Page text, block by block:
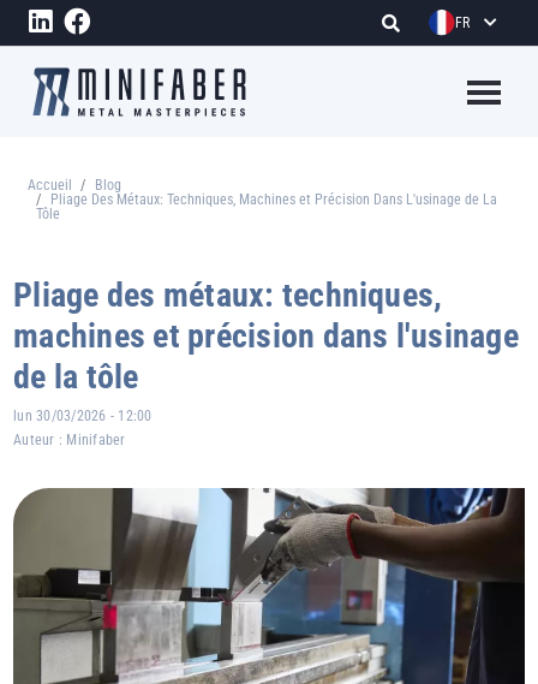
Aller au contenu principal FR
Fil d'Ariane
Accueil
Blog
Pliage Des Métaux: Techniques, Machines et Précision Dans L'usinage de La
Tôle
Pliage des métaux: techniques,
machines et précision dans l'usinage
de la tôle
lun 30/03/2026 - 12:00
Auteur : Minifaber